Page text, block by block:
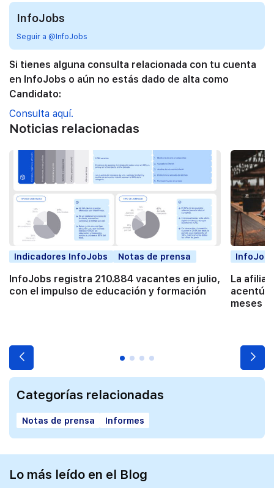
InfoJobs
Seguir a @InfoJobs
Si tienes alguna consulta relacionada con tu cuenta
en InfoJobs o aún no estás dado de alta como
Candidato:
Consulta aquí.
Noticias relacionadas
Indicadores InfoJobs Notas de prensa
InfoJobs registra 210.884 vacantes en julio,
con el impulso de educación y formación
La
acentúa
meses
Categorías relacionadas
Notas de prensa Informes
Lo más leído en el Blog